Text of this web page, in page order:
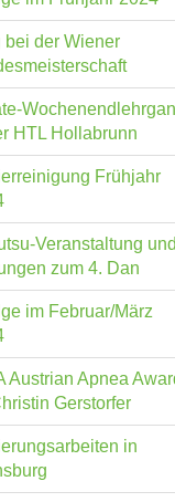
bei der Wiener
HTL Hollabrunn
Frühjahr
Veranstaltung
zum 4. Dan
im Februar/März
Austrian Apnea
Gerstorfer
in